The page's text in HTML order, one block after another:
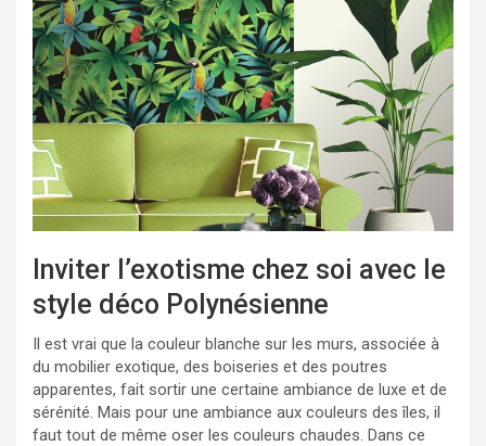
Inviter l’exotisme chez soi avec le
style déco Polynésienne
Il est vrai que la couleur blanche sur les murs, associée à
du mobilier exotique, des boiseries et des poutres
apparentes, fait sortir une certaine ambiance de luxe et de
sérénité. Mais pour une ambiance aux couleurs des îles, il
faut tout de même oser les couleurs chaudes. Dans ce